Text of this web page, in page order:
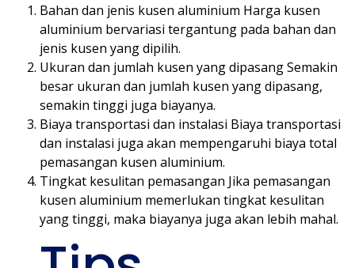
Bahan dan jenis kusen aluminium Harga kusen
aluminium bervariasi tergantung pada bahan dan
jenis kusen yang dipilih.
Ukuran dan jumlah kusen yang dipasang Semakin
besar ukuran dan jumlah kusen yang dipasang,
semakin tinggi juga biayanya.
Biaya transportasi dan instalasi Biaya transportasi
dan instalasi juga akan mempengaruhi biaya total
pemasangan kusen aluminium.
Tingkat kesulitan pemasangan Jika pemasangan
kusen aluminium memerlukan tingkat kesulitan
yang tinggi, maka biayanya juga akan lebih mahal.